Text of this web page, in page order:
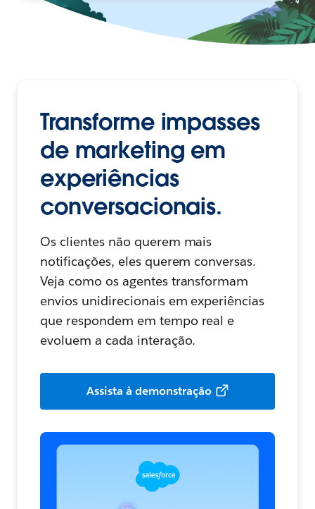
Transforme impasses
de marketing em
experiências
conversacionais.
Os clientes não querem mais
notificações, eles querem conversas.
Veja como os agentes transformam
envios unidirecionais em experiências
que respondem em tempo real e
evoluem a cada interação.
Assista à demonstração